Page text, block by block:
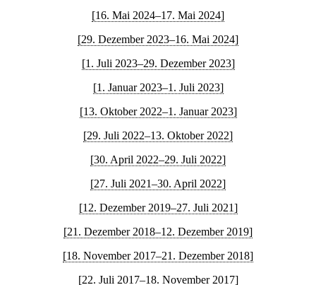
[16. Mai 2024–17. Mai 2024]
[29. Dezember 2023–16. Mai 2024]
[1. Juli 2023–29. Dezember 2023]
[1. Januar 2023–1. Juli 2023]
[13. Oktober 2022–1. Januar 2023]
[29. Juli 2022–13. Oktober 2022]
[30. April 2022–29. Juli 2022]
[27. Juli 2021–30. April 2022]
[12. Dezember 2019–27. Juli 2021]
[21. Dezember 2018–12. Dezember 2019]
[18. November 2017–21. Dezember 2018]
[22. Juli 2017–18. November 2017]